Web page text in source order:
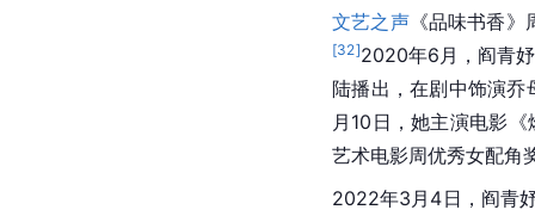
文艺之声《品味书香》
[32]2020年6月，阎青
陆播出，在剧中饰演乔
月10日，她主演电影
艺术电影周优秀女配角
2022年3月4日，阎青